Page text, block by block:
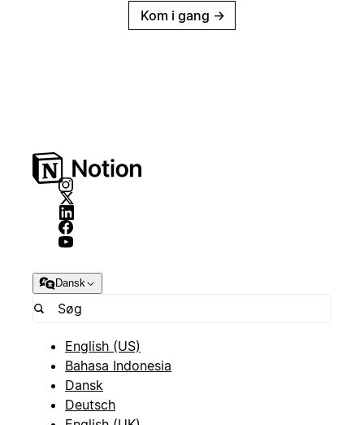
Kom i gang →
Dansk
English (US)
Bahasa Indonesia
Dansk
Deutsch